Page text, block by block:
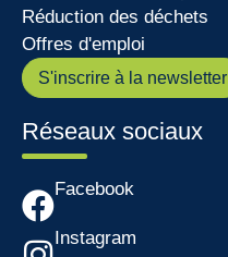
Réduction des déchets
Offres d'emploi
S'inscrire à la newsletter
Réseaux sociaux
Facebook
Instagram